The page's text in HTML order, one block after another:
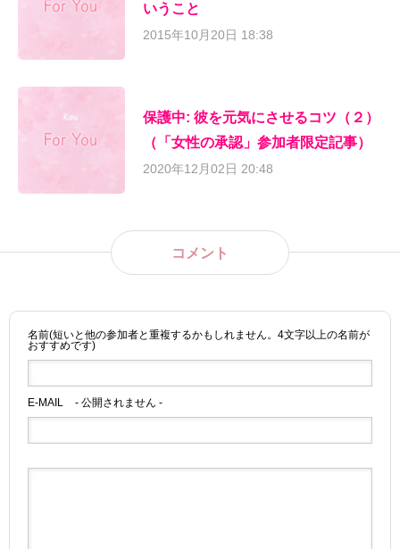
いうこと
2015年10月20日 18:38
保護中: 彼を元気にさせるコツ（２）
（「女性の承認」参加者限定記事）
2020年12月02日 20:48
コメント
名前(短いと他の参加者と重複するかもしれません。4文字以上の名前が
おすすめです)
E-MAIL - 公開されません -